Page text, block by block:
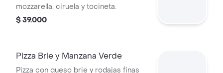
mozzarella, ciruela y tocineta.
$ 39.000
Pizza Brie y Manzana Verde
Pizza con queso brie y rodajas finas